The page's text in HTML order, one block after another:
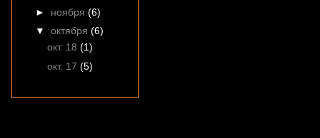
► ноября (6)
▼ октября (6)
окт. 18 (1)
окт. 17 (5)